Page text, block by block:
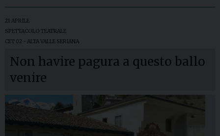
21 APRILE
SPETTACOLO TEATRALE
CET 02 - ALTA VALLE SERIANA
Non havire pagura a questo ballo
venire